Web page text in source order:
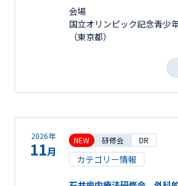
会場
国立オリンピック記念青少
（東京都）
2026年
11月
NEW 研修会 DR
カテゴリー情報